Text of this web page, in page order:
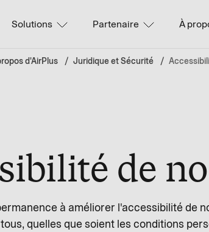
Solutions Partenaire À
d'AirPlus Juridique et Sécurité
de
à améliorer l'accessibilité de
quelles que soient les conditions